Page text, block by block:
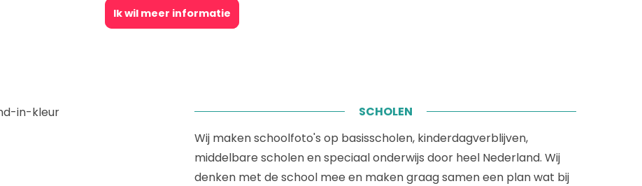
Ik wil meer informatie
SCHOLEN
Wij maken schoolfoto's op basisscholen, kinderdagverblijven,
middelbare scholen en speciaal onderwijs door heel Nederland. Wij
denken met de school mee en maken graag samen een plan wat bij